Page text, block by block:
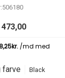
473,00
Black